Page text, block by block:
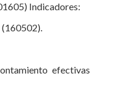
Indicadores:
(160502).
efectivas